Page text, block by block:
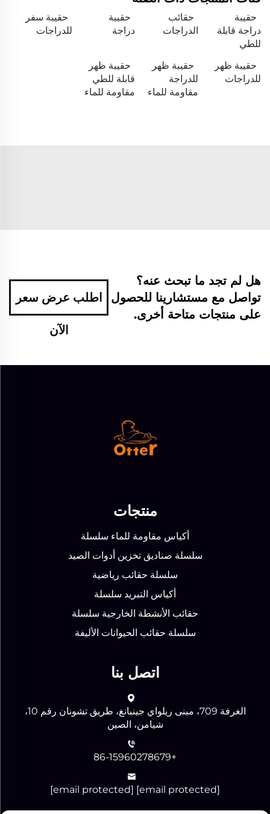
حقيبة
دراجة قابلة
للطي
حقائب
الدراجات
حقيبة
دراجة
حقيبة سفر
للدراجات
حقيبة ظهر
للدراجات
حقيبة ظهر
للدراجة
مقاومة للماء
حقيبة ظهر
قابلة للطي
مقاومة للماء
هل لم تجد ما تبحث عنه؟
تواصل مع مستشارينا للحصول
على منتجات متاحة أخرى.
اطلب عرض سعر
الآن
منتجات
أكياس مقاومة للماء سلسلة
سلسلة صناديق تخزين أدوات الصيد
سلسلة حقائب رياضية
أكياس التبريد سلسلة
حقائب الأنشطة الخارجية سلسلة
سلسلة حقائب الحيوانات الأليفة
اتصل بنا
الغرفة 709، مبنى ريلواي جينبانغ، طريق تشونان رقم 10،
شيامن، الصين
+86-15960278679
[email protected]
[email protected]